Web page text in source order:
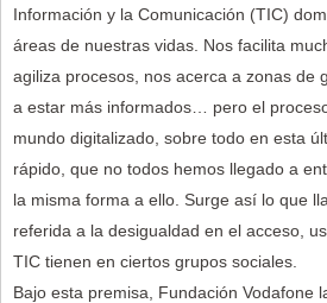
Información y la Comunicación (TIC)
áreas de nuestras vidas. Nos facilita
agiliza procesos, nos acerca a zonas de
a estar más informados… pero el
mundo digitalizado, sobre todo en esta
rápido, que no todos hemos llegado a
la misma forma a ello. Surge así lo que
referida a la desigualdad en el acceso,
TIC tienen en ciertos grupos sociales.
Bajo esta premisa, Fundación Vodafone